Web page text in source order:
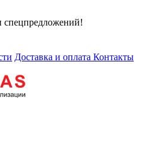
спецпредложений!
Доставка и оплата Контакты